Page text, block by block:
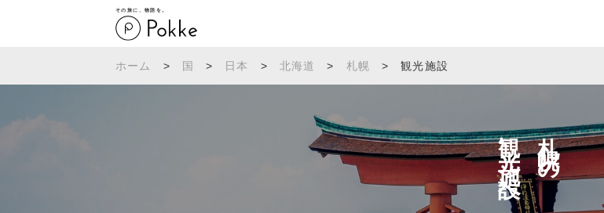
その旅に、物語を。
ホーム > 国 > 日本 > 北海道 > 札幌 > 観光施設
札幌の
観光施設へ